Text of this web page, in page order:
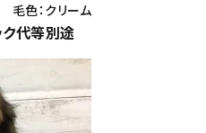
色：クリーム
代等別途